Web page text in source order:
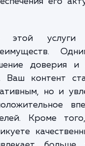
результатах
статей и
SEO-
и
наша работа не
при